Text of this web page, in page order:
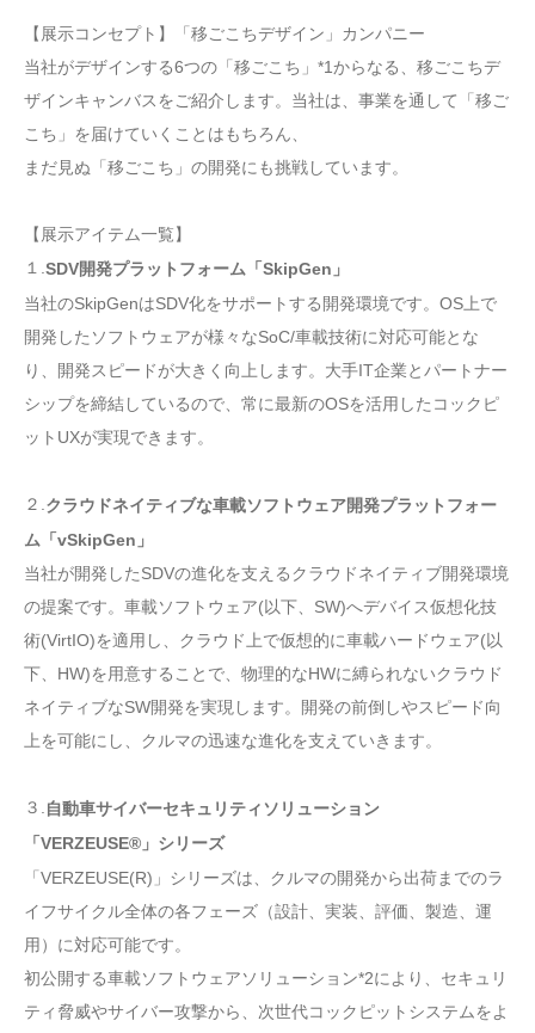
【展示コンセプト】「移ごこちデザイン」カンパニー
当社がデザインする6つの「移ごこち」*1からなる、移ごこちデ
ザインキャンバスをご紹介します。当社は、事業を通して「移ご
こち」を​届けていくことはもちろん、
まだ見ぬ「移ごこち」の開発にも​挑戦しています。​
【展示アイテム一覧】
１.SDV開発プラットフォーム「SkipGen」
当社のSkipGenはSDV化をサポートする開発環境です。OS上で
開発したソフトウェアが様々なSoC/車載技術に対応可能とな
り、開発スピードが大きく向上します。大手IT企業とパートナー
シップを締結しているので、常に最新のOSを活用したコックピ
ットUXが実現できます。
２. クラウドネイティブな車載ソフトウェア開発プラットフォー
ム「vSkipGen」
当社が開発したSDVの進化を支えるクラウドネイティブ開発環境
の提案です。車載ソフトウェア(以下、SW)へデバイス仮想化技
術(VirtIO)を適用し、クラウド上で仮想的に車載ハードウェア(以
下、HW)を用意することで、物理的なHWに縛られないクラウド
ネイティブなSW開発を実現します。開発の前倒しやスピード向
上を可能にし、クルマの迅速な進化を支えていきます。
３. 自動車サイバーセキュリティソリューション
「VERZEUSE®」シリーズ
「VERZEUSE(R)」シリーズは、クルマの開発から出荷までのラ
イフサイクル全体の各フェーズ（設計、実装、評価、製造、運
用）に対応可能です。
初公開する車載ソフトウェアソリューション*2により、セキュリ
ティ脅威やサイバー攻撃から、次世代コックピットシステムをよ